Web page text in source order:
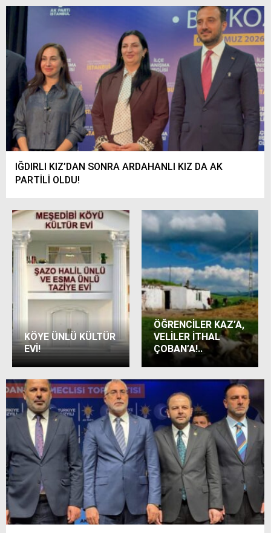
IĞDIRLI KIZ’DAN SONRA ARDAHANLI KIZ DA AK
PARTİLİ OLDU!
KÖYE ÜNLÜ KÜLTÜR
EVİ!
ÖĞRENCİLER KAZ’A,
VELİLER İTHAL
ÇOBAN’A!..